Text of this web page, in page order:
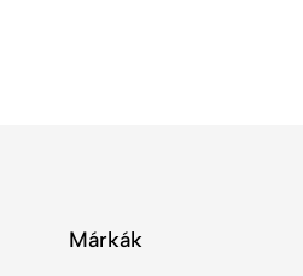
Márkák